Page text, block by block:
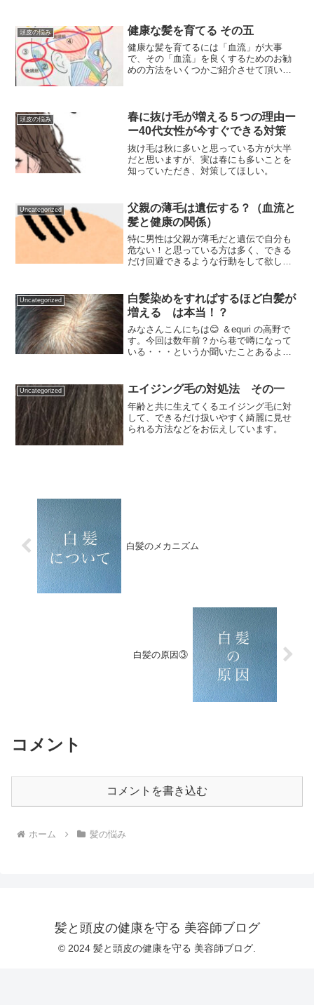
頭皮の悩み 健康な髪を育てる その五
健康な髪を育てるには「血流」が大事
で、その「血流」を良くするためのお勧
めの方法をいくつかご紹介させて頂いて
頭皮の悩み
春に抜け毛が増える５つの理由ー
ー40代女性が今すぐできる対策
抜け毛は秋に多いと思っている方が大半
だと思いますが、実は春にも多いことを
知っていただき、対策してほしい。
Uncategorized
父親の薄毛は遺伝する？（血流と
髪と健康の関係）
特に男性は父親が薄毛だと遺伝で自分も
危ない！と思っている方は多く、できる
だけ回避できるような行動をして欲しい
Uncategorized
白髪染めをすればするほど白髪が
増える は本当！？
みなさんこんにちは😊 ＆equri の高野で
す。今回は数年前？から巷で噂になって
いる・・・というか聞いたことあるよう
たいな『白髪染めをすればするほど白髪
が増える』という...
Uncategorized エイジング毛の対処法 その一
年齢と共に生えてくるエイジング毛に対
して、できるだけ扱いやすく綺麗に見せ
られる方法などをお伝えしています。
白髪のメカニズム
白髪の原因③
コメント
コメントを書き込む
ホーム 髪の悩み
髪と頭皮の健康を守る 美容師ブログ
© 2024 髪と頭皮の健康を守る 美容師ブログ.